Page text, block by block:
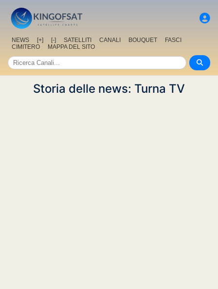
NEWS [+] [-] SATELLITI CANALI BOUQUET
FASCI
CIMITERO
MAPPA DEL SITO
Storia delle news: Turna TV